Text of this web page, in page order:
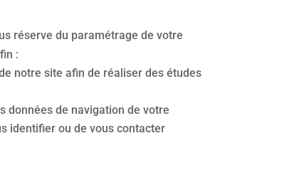
réserve du paramétrage de votre
:
notre site afin de réaliser des études
données de navigation de votre
identifier ou de vous contacter